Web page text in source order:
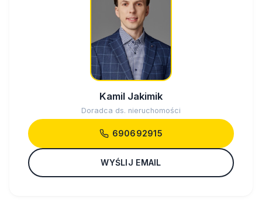
Kamil Jakimik
Doradca ds. nieruchomości
690692915
WYŚLIJ EMAIL